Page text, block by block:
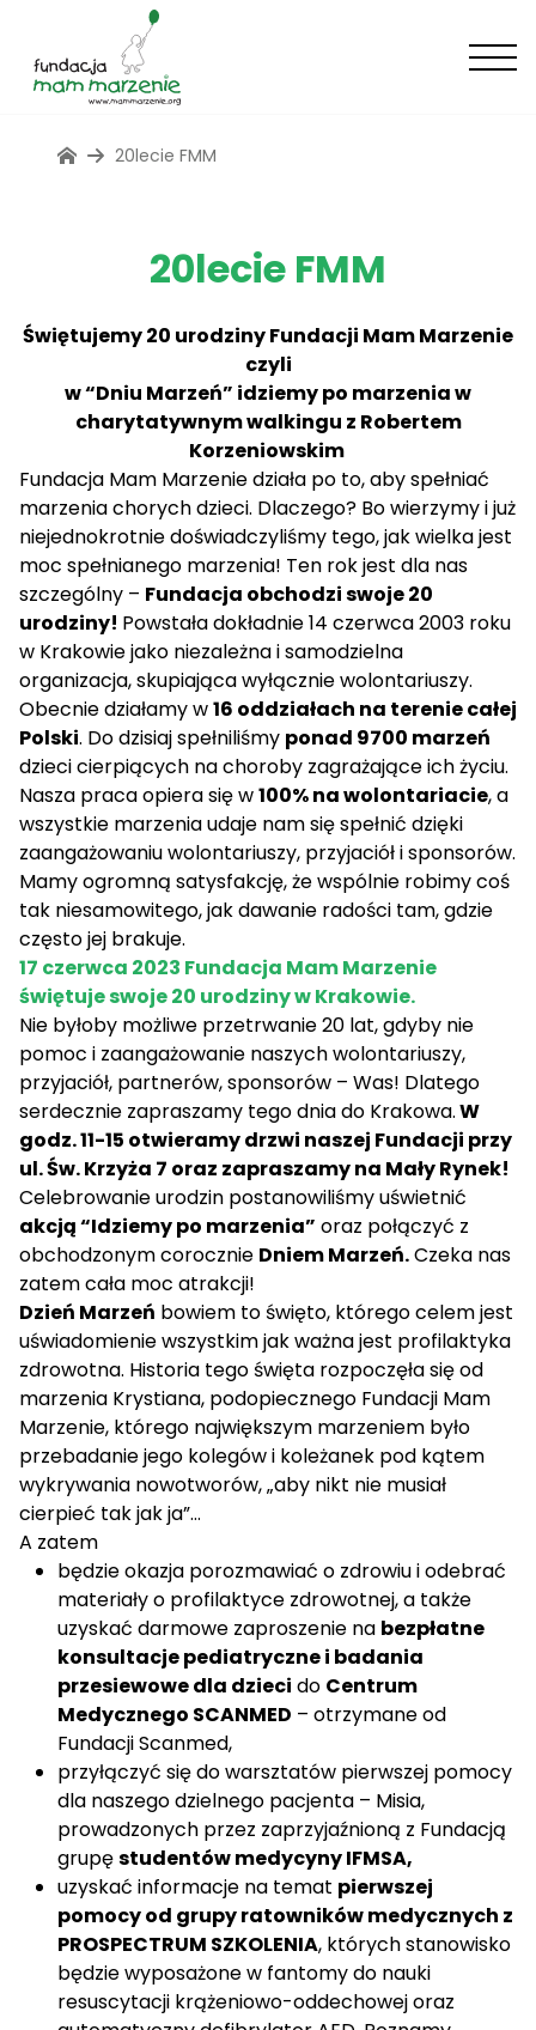
20lecie FMM
20lecie FMM
Świętujemy 20 urodziny Fundacji Mam Marzenie
czyli
w “Dniu Marzeń” idziemy po marzenia w
charytatywnym walkingu z Robertem
Korzeniowskim
Fundacja Mam Marzenie działa po to, aby spełniać
marzenia chorych dzieci. Dlaczego? Bo wierzymy i już
niejednokrotnie doświadczyliśmy tego, jak wielka jest
moc spełnianego marzenia! Ten rok jest dla nas
szczególny – Fundacja obchodzi swoje 20
urodziny! Powstała dokładnie 14 czerwca 2003 roku
w Krakowie jako niezależna i samodzielna
organizacja, skupiająca wyłącznie wolontariuszy.
Obecnie działamy w16 oddziałach na terenie całej
Polski. Do dzisiaj spełniliśmy ponad 9700 marzeń
dzieci cierpiących na choroby zagrażające ich życiu.
Nasza praca opiera się w100% na wolontariacie, a
wszystkie marzenia udaje nam się spełnić dzięki
zaangażowaniu wolontariuszy, przyjaciół i sponsorów.
Mamy ogromną satysfakcję, że wspólnie robimy coś
tak niesamowitego, jak dawanie radości tam, gdzie
często jej brakuje.
17 czerwca 2023 Fundacja Mam Marzenie
świętuje swoje 20 urodziny w Krakowie.
Nie byłoby możliwe przetrwanie 20 lat, gdyby nie
pomoc i zaangażowanie naszych wolontariuszy,
przyjaciół, partnerów, sponsorów – Was! Dlatego
serdecznie zapraszamy tego dnia do Krakowa.W
godz. 11-15 otwieramy drzwi naszej Fundacji przy
ul. Św. Krzyża 7 oraz zapraszamy na Mały Rynek!
Celebrowanie urodzin postanowiliśmy uświetnić
akcją “Idziemy po marzenia” oraz połączyć z
obchodzonym corocznie Dniem Marzeń.Czeka nas
zatem cała moc atrakcji!
Dzień Marzeń bowiem to święto, którego celem jest
uświadomienie wszystkim jak ważna jest profilaktyka
zdrowotna. Historia tego święta rozpoczęła się od
marzenia Krystiana, podopiecznego Fundacji Mam
Marzenie, którego największym marzeniem było
przebadanie jego kolegów i koleżanek pod kątem
wykrywania nowotworów, „aby nikt nie musiał
cierpieć tak jak ja”…
A zatem
będzie okazja porozmawiać o zdrowiu i odebrać
materiały o profilaktyce zdrowotnej, a także
uzyskać darmowe zaproszenie na bezpłatne
konsultacje pediatryczne i badania
przesiewowe dla dzieci do Centrum
Medycznego SCANMED – otrzymane od
Fundacji Scanmed,
przyłączyć się do warsztatów pierwszej pomocy
dla naszego dzielnego pacjenta – Misia,
prowadzonych przez zaprzyjaźnioną z Fundacją
grupęstudentów medycyny IFMSA,
uzyskać informacje na temat pierwszej
pomocy od grupy ratowników medycznych z
PROSPECTRUM SZKOLENIA, których stanowisko
będzie wyposażone w fantomy do nauki
resuscytacji krążeniowo-oddechowej oraz